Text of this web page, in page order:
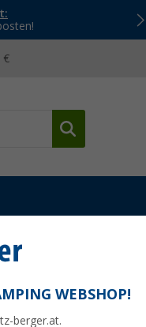
€
WEBSHOP!
berger.at.